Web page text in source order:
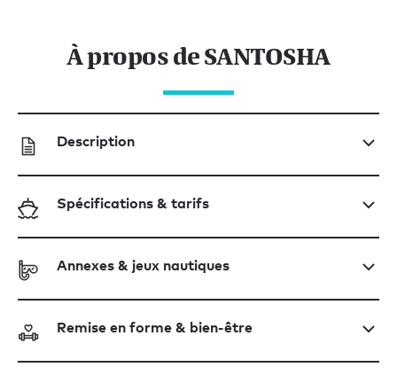
À propos de SANTOSHA
Description
Spécifications & tarifs
Annexes & jeux nautiques
Remise en forme & bien-être